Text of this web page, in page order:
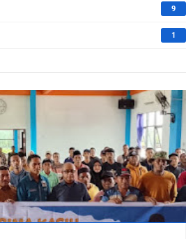
9
1